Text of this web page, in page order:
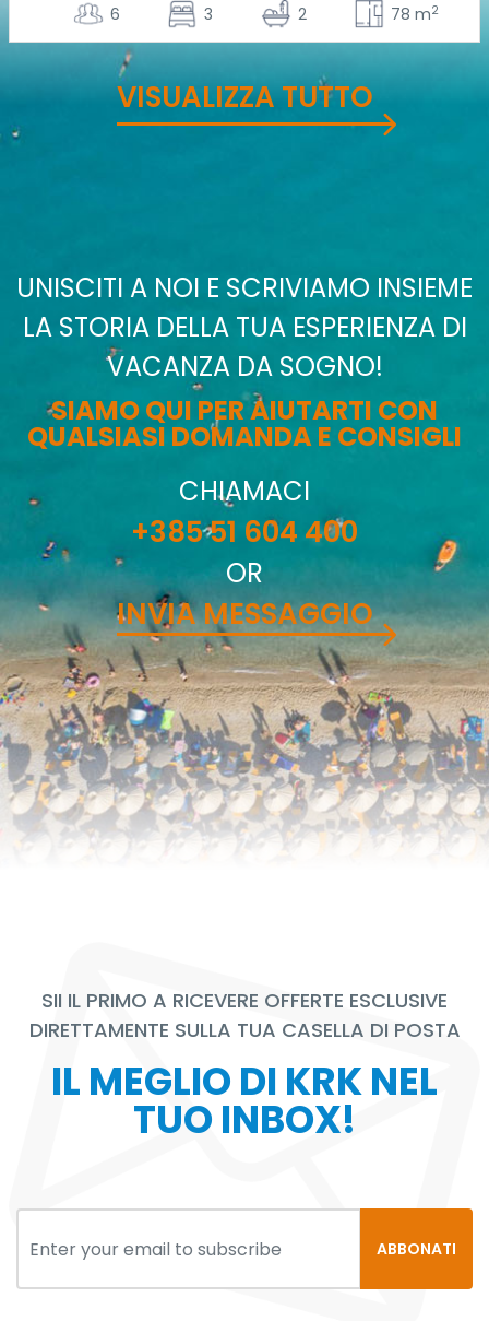
6 3 2 78 m2
VISUALIZZA TUTTO
UNISCITI A NOI E SCRIVIAMO INSIEME
LA STORIA DELLA TUA ESPERIENZA DI
VACANZA DA SOGNO!
SIAMO QUI PER AIUTARTI CON
QUALSIASI DOMANDA E CONSIGLI
CHIAMACI
+385 51 604 400
OR
INVIA MESSAGGIO
SII IL PRIMO A RICEVERE OFFERTE ESCLUSIVE
DIRETTAMENTE SULLA TUA CASELLA DI POSTA
IL MEGLIO DI KRK NEL
TUO INBOX!
ABBONATI